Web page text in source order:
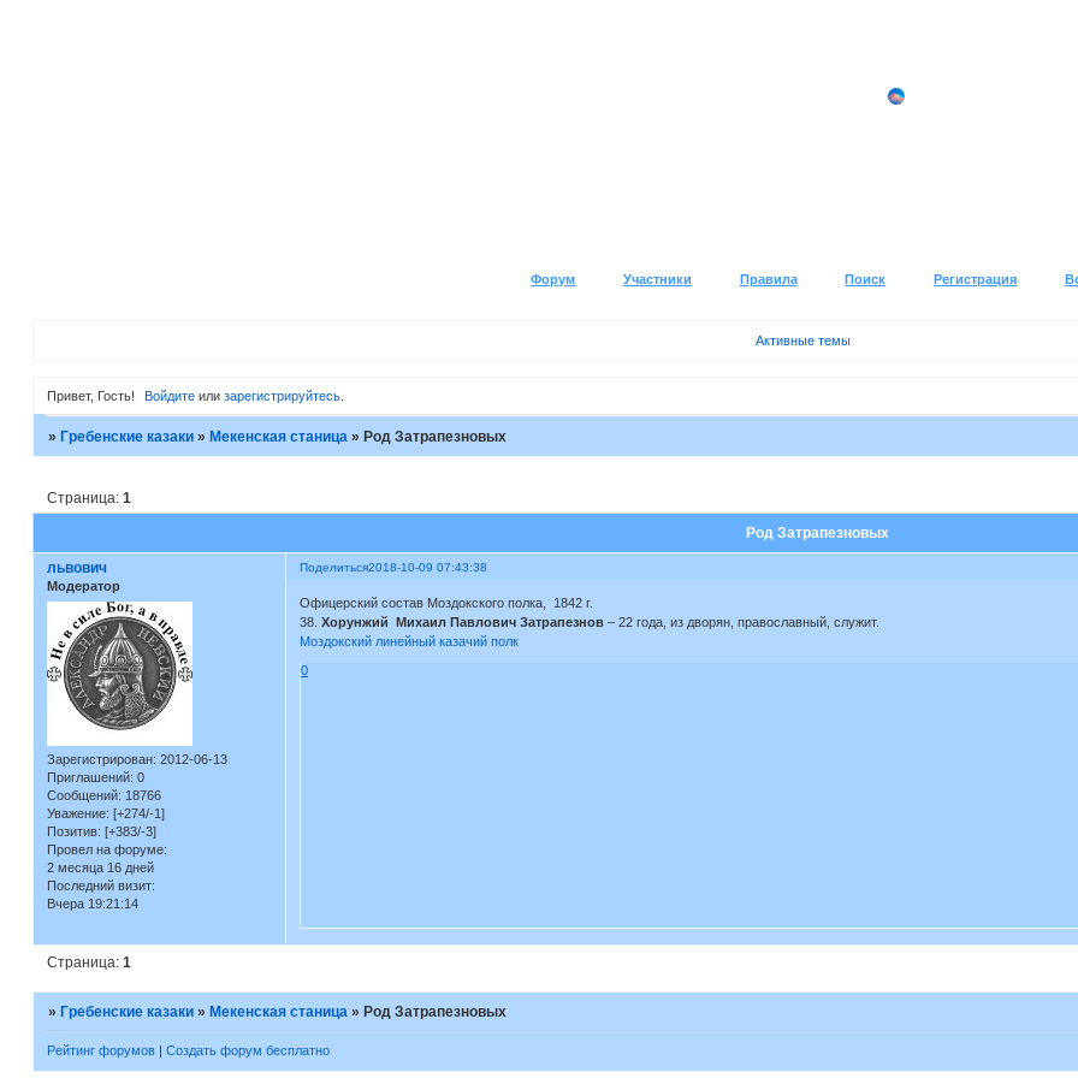
Форум Участники Правила Поиск Регистрация
Активные темы
Привет, Гость! Войдите илизарегистрируйтесь
» Гребенские казаки » Мекенская станица » Род Затрапезновых
Род Затрапезновых
Страница: 1
Поделиться2018-10-09 07:43:38
львович
Модератор
Зарегистрирован: 2012-06-13
Приглашений: 0
Сообщений: 18766
Уважение: [+274/-1]
Позитив: [+383/-3]
Провел на форуме:
2 месяца 16 дней
Последний визит:
Вчера 19:21:14
Офицерский состав Моздокского полка, 1842 г.
38. Хорунжий Михаил Павлович Затрапезнов– 22 года, из дворян, православный, служит.
Моздокский линейный казачий полк
0
Страница: 1
» Гребенские казаки » Мекенская станица » Род Затрапезновых
Рейтинг форумов| Создать форум бесплатно